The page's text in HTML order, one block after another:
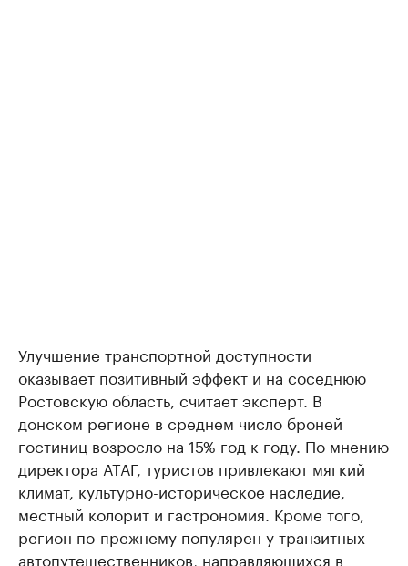
Улучшение транспортной доступности
оказывает позитивный эффект и на соседнюю
Ростовскую область, считает эксперт. В
донском регионе в среднем число броней
гостиниц возросло на 15% год к году. По мнению
директора АТАГ, туристов привлекают мягкий
климат, культурно-историческое наследие,
местный колорит и гастрономия. Кроме того,
регион по-прежнему популярен у транзитных
автопутешественников, направляющихся в